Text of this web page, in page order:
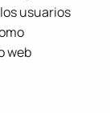
usuarios
web